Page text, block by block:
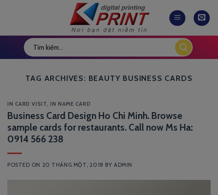
TAG ARCHIVES: BEAUTY BUSINESS CARDS
IN CARD VISIT,IN NAME CARD
Business Card Design Ho Chi Minh. Browse
sample cards for restaurants. Call now Ms Ha:
0914 566 238
POSTED ON 20 THÁNG MỘT, 2018 BY ADMIN